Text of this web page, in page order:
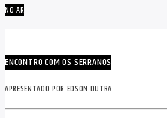
NO AR
ENCONTRO COM OS SERRANOS
APRESENTADO POR EDSON DUTRA